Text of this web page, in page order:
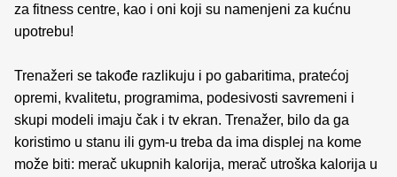
za fitness centre, kao i oni koji su namenjeni za kućnu
upotrebu!
Trenažeri se takođe razlikuju i po gabaritima, pratećoj
opremi, kvalitetu, programima, podesivosti savremeni i
skupi modeli imaju čak i tv ekran. Trenažer, bilo da ga
koristimo u stanu ili gym-u treba da ima displej na kome
može biti: merač ukupnih kalorija, merač utroška kalorija u